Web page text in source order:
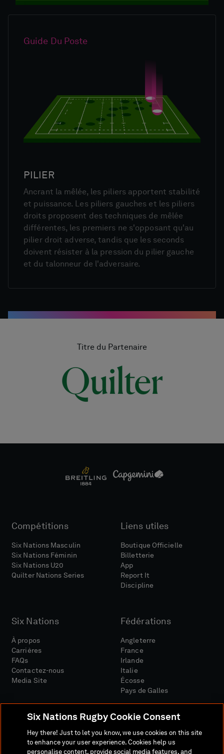
Guide Du Poste
PILIER
Ancrant la mêlée, les piliers apportent stabilité
et puissance. Les piliers gauches et les piliers
droits proposent des techniques de mêlée
différentes, les premiers ne s'opposant qu'au
pilier droit adverse, tandis que les seconds
doivent résister à la pression du pilier gauche
et du talonneur de l'adversaire.
Titre du Partenaire
Compétitions
Six Nations Masculin
Six Nations Féminin
Six Nations U20
Quilter Nations Series
Liens utiles
Boutique Officielle
Billetterie
App
Report It
Discipline
Six Nations
À propos
Carrières
FAQs
Contactez-nous
Media Site
Fédérations
Angleterre
France
Irlande
Italie
Écosse
Pays de Galles
Six Nations Rugby Cookie Consent
Hey there! Just to let you know, we use cookies on this site
to enhance your user experience. Cookies help us
personalise content, provide social media features, and